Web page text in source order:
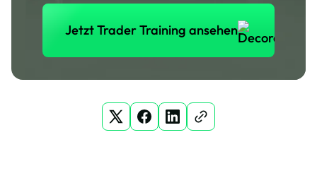
Jetzt Trader Training ansehen
Jetzt Trader Training